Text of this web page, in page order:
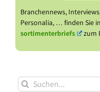
Branchennews,
Personalia, … finden Sie
sortimenterbriefs
zum
Suche